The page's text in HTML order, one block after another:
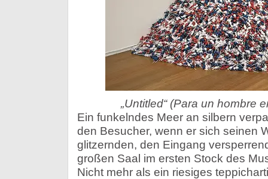
„Untitled“ (Para un hombre
Ein funkelndes Meer an silbern
den Besucher, wenn er sich seinen
glitzernden, den Eingang
großen Saal im ersten Stock des
Nicht mehr als ein riesiges